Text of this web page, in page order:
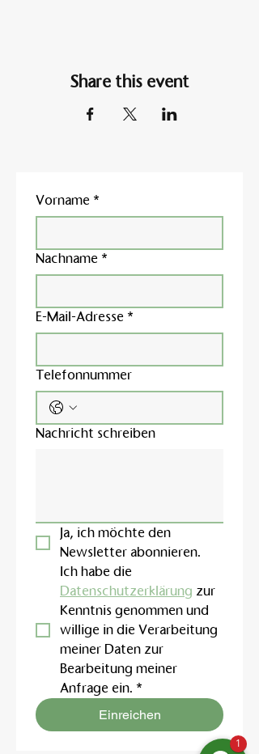
Share this event
Vorname *
Nachname *
E-Mail-Adresse *
Telefonnummer
Nachricht schreiben
Ja, ich möchte den
Newsletter abonnieren.
Datenschutzerklärung zur
Kenntnis genommen und
willige in die Verarbeitung
meiner Daten zur
Bearbeitung meiner
Anfrage ein. *
Einreichen
1